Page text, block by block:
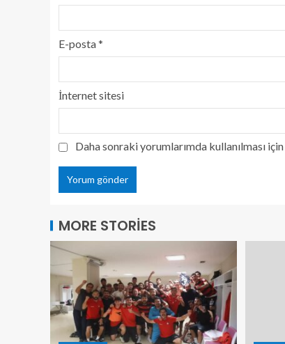
E-posta*
İnternet sitesi
Daha sonraki yorumlarımda kullanılması
MORE STORIES